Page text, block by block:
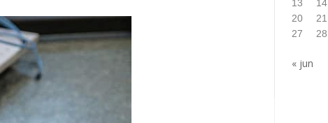
13
14
20
21
27
28
« jun